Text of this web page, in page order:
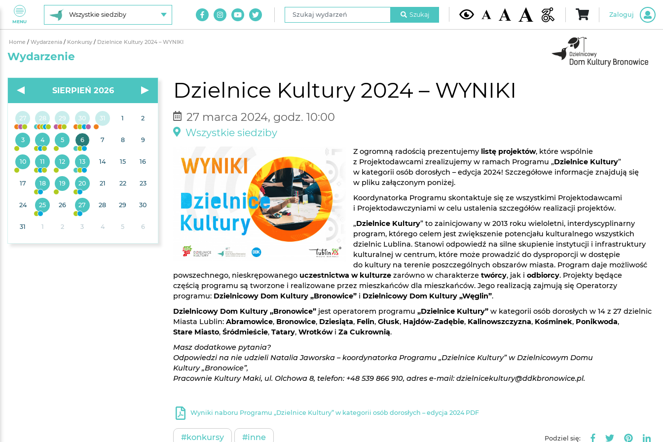
MENU
Wszystkie siedziby
Szukaj wydarzeń
Szukaj Zaloguj
Home / Wydarzenia / Konkursy / Dzielnice Kultury 2024 – WYNIKI
Wydarzenie
Dzielnice Kultury 2024 – WYNIKI
27 marca 2024, godz. 10:00
Wszystkie siedziby
Z ogromną radością prezentujemy listę projektów, które wspólnie
z Projektodawcami zrealizujemy w ramach Programu „Dzielnice Kultury”
w kategorii osób dorosłych – edycja 2024! Szczegółowe informacje znajdują się
w pliku załączonym poniżej.
Koordynatorka Programu skontaktuje się ze wszystkimi Projektodawcami
i Projektodawczyniami w celu ustalenia szczegółów realizacji projektów.
„Dzielnice Kultury” to zainicjowany w 2013 roku wieloletni, interdyscyplinarny
program, którego celem jest zwiększenie potencjału kulturalnego wszystkich
dzielnic Lublina. Stanowi odpowiedź na silne skupienie instytucji i infrastruktury
kulturalnej w centrum, które może prowadzić do dysproporcji w dostępie
do kultury na terenie poszczególnych obszarów miasta. Program daje możliwość
powszechnego, nieskrępowanego uczestnictwa w kulturze zarówno w charakterze twórcy, jak i odbiorcy. Projekty będące
częścią programu są tworzone i realizowane przez mieszkańców dla mieszkańców. Jego realizacją zajmują się Operatorzy
programu: Dzielnicowy Dom Kultury „Bronowice” i Dzielnicowy Dom Kultury „Węglin”.
Dzielnicowy Dom Kultury „Bronowice” jest operatorem programu „Dzielnice Kultury” w kategorii osób dorosłych w 14 z 27 dzielnic
Miasta Lublin: Abramowice, Bronowice, Dziesiąta, Felin, Głusk, Hajdów-Zadębie, Kalinowszczyzna, Kośminek, Ponikwoda,
Stare Miasto, Śródmieście, Tatary, Wrotkówi Za Cukrownią.
Masz dodatkowe pytania?
Odpowiedzi na nie udzieli Natalia Jaworska – koordynatorka Programu „Dzielnice Kultury” w Dzielnicowym Domu
Kultury „Bronowice”,
Pracownie Kultury Maki, ul. Olchowa 8, telefon: +48 539 866 910, adres e-mail: dzielnicekultury@ddkbronowice.pl.
Wyniki naboru Programu „Dzielnice Kultury” w kategorii osób dorosłych – edycja 2024 PDF
#konkursy #inne Podziel się:
SIERPIEŃ 2026
27 28 29 30 31 1 2
3 4 5 6 7 8 9
10 11 12 13 14 15 16
17 18 19 20 21 22 23
24 25 26 27 28 29 30
31 1 2 3 4 5 6